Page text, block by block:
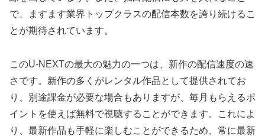
で、ますます業界トップクラスの配信本数を誇り続けるこ
とが期待されています。
このU-NEXTの最大の魅力の一つは、新作の配信速度の速
さです。新作の多くがレンタル作品として提供されてお
り、別途課金が必要な場合もありますが、毎月もらえるポ
イントを使えば無料で視聴することができます。これによ
り、最新作品も手軽に楽しむことができるため、常に最新